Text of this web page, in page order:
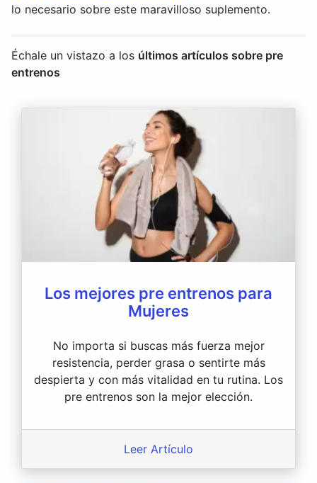
lo necesario sobre este maravilloso suplemento.
Échale un vistazo a los últimos artículos sobre pre
entrenos
Los mejores pre entrenos para
Mujeres
No importa si buscas más fuerza mejor
resistencia, perder grasa o sentirte más
despierta y con más vitalidad en tu rutina. Los
pre entrenos son la mejor elección.
Leer Artículo